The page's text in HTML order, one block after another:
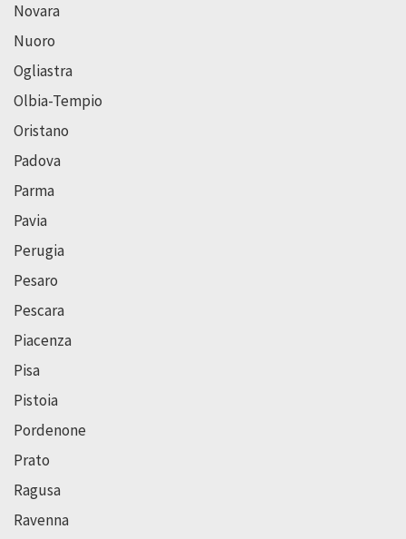
Novara
Nuoro
Ogliastra
Olbia-Tempio
Oristano
Padova
Parma
Pavia
Perugia
Pesaro
Pescara
Piacenza
Pisa
Pistoia
Pordenone
Prato
Ragusa
Ravenna